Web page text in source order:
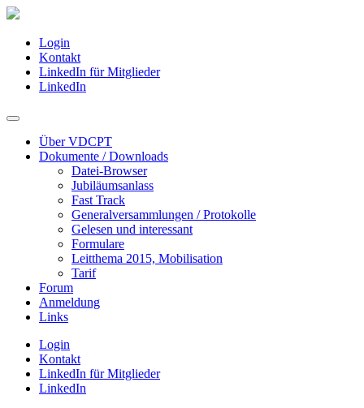
Login
Kontakt
LinkedIn für Mitglieder
LinkedIn
Über VDCPT
Dokumente / Downloads
Datei-Browser
Jubiläumsanlass
Fast Track
Generalversammlungen / Protokolle
Gelesen und interessant
Formulare
Leitthema 2015, Mobilisation
Tarif
Forum
Anmeldung
Links
Login
Kontakt
LinkedIn für Mitglieder
LinkedIn